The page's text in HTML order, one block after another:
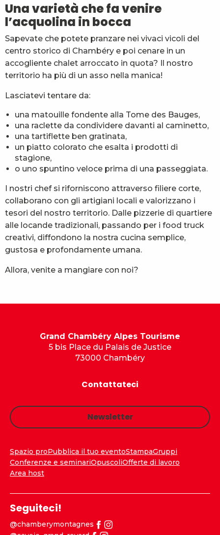
Una varietà che fa venire
l’acquolina in bocca
Sapevate che potete pranzare nei vivaci vicoli del
centro storico di Chambéry e poi cenare in un
accogliente chalet arroccato in quota? Il nostro
territorio ha più di un asso nella manica!
Lasciatevi tentare da:
una matouille fondente alla Tome des Bauges,
una raclette da condividere davanti al caminetto,
una tartiflette ben gratinata,
un piatto colorato che esalta i prodotti di
stagione,
o uno spuntino veloce prima di una passeggiata.
I nostri chef si riforniscono attraverso filiere corte,
collaborano con gli artigiani locali e valorizzano i
tesori del nostro territorio. Dalle pizzerie di quartiere
alle locande tradizionali, passando per i food truck
creativi, diffondono la nostra cucina semplice,
gustosa e profondamente umana.
Allora, venite a mangiare con noi?
Grand Chambéry Alpes Tourisme
5 bis Place du Palais de Justice
73000 Chambéry
Contattateci
Newsletter
Spazio proPubblica il tuo eventoStampaGruppi
Conferenze e seminariOpuscoliOfferte di lavoro
Area host
Seguiteci!
@chamberymontagnes